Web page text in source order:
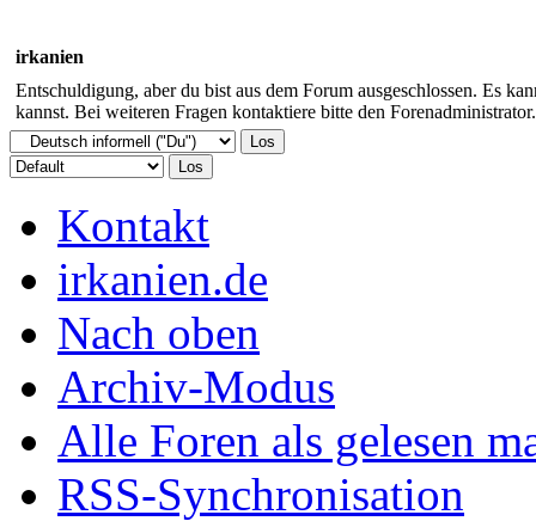
irkanien
Entschuldigung, aber du bist aus dem Forum ausgeschlossen. Es
kannst. Bei weiteren Fragen kontaktiere bitte den Forenadministrator.
Kontakt
irkanien.de
Nach oben
Archiv-Modus
Alle Foren als gelesen
RSS-Synchronisation